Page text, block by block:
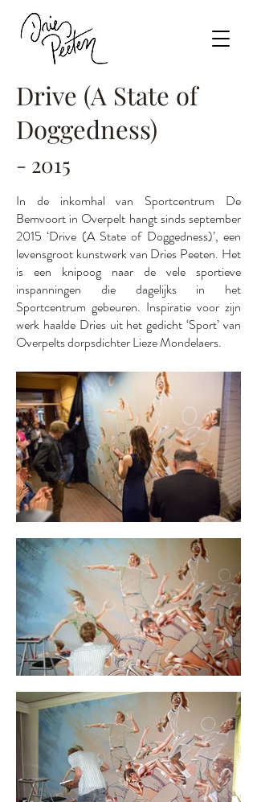
Drive (A State of
Doggedness)
- 2015
In de inkomhal van Sportcentrum De
Bemvoort in Overpelt hangt sinds september
2015 ‘Drive (A State of Doggedness)’, een
levensgroot kunstwerk van Dries Peeten. Het
is een knipoog naar de vele sportieve
inspanningen die dagelijks in het
Sportcentrum gebeuren. Inspiratie voor zijn
werk haalde Dries uit het gedicht ‘Sport’ van
Overpelts dorpsdichter Lieze Mondelaers.